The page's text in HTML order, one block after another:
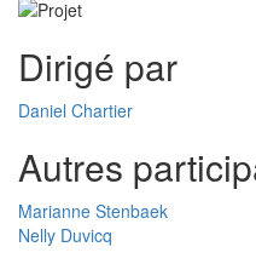
Dirigé par
Daniel Chartier
Autres
Marianne Stenbaek
Nelly Duvicq